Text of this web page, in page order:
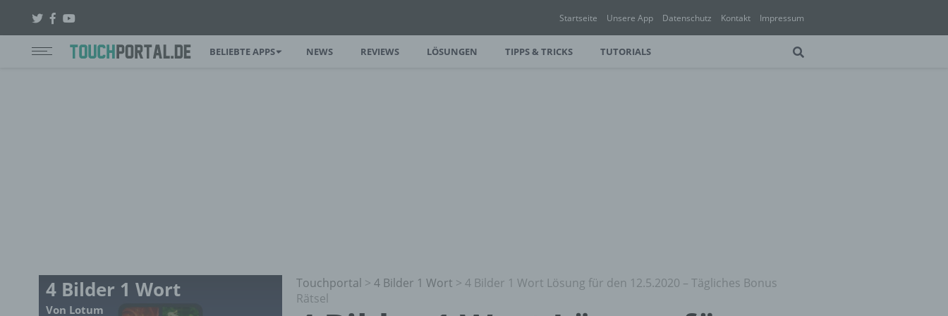
Startseite Unsere App Datenschutz Kontakt Impressum
BELIEBTE APPS NEWS REVIEWS LÖSUNGEN TIPPS & TRICKS TUTORIALS
Touchportal > 4 Bilder 1 Wort > 4 Bilder 1 Wort Lösung für den 12.5.2020 – Tägliches Bonus
Rätsel
4 Bilder 1 Wort
Von Lotum